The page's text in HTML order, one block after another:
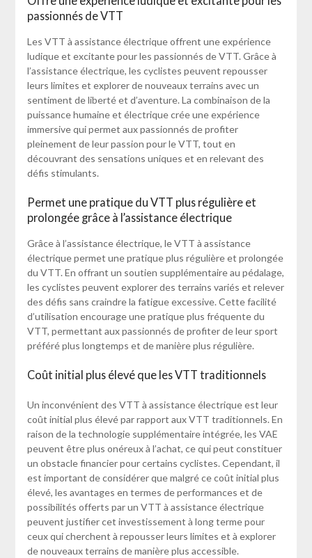
passionnés de VTT
Les VTT à assistance électrique offrent une expérience
ludique et excitante pour les passionnés de VTT. Grâce à
l’assistance électrique, les cyclistes peuvent repousser
leurs limites et explorer de nouveaux terrains avec un
sentiment de liberté et d’aventure. La combinaison de la
puissance humaine et électrique crée une expérience
immersive qui permet aux passionnés de profiter
pleinement de leur passion pour le VTT, tout en
découvrant des sensations uniques et en relevant des
défis stimulants.
Permet une pratique du VTT plus régulière et
prolongée grâce à l’assistance électrique
Grâce à l’assistance électrique, le VTT à assistance
électrique permet une pratique plus régulière et prolongée
du VTT. En offrant un soutien supplémentaire au pédalage,
les cyclistes peuvent explorer des terrains variés et relever
des défis sans craindre la fatigue excessive. Cette facilité
d’utilisation encourage une pratique plus fréquente du
VTT, permettant aux passionnés de profiter de leur sport
préféré plus longtemps et de manière plus régulière.
Coût initial plus élevé que les VTT traditionnels
Un inconvénient des VTT à assistance électrique est leur
coût initial plus élevé par rapport aux VTT traditionnels. En
raison de la technologie supplémentaire intégrée, les VAE
peuvent être plus onéreux à l’achat, ce qui peut constituer
un obstacle financier pour certains cyclistes. Cependant, il
est important de considérer que malgré ce coût initial plus
élevé, les avantages en termes de performances et de
possibilités offerts par un VTT à assistance électrique
peuvent justifier cet investissement à long terme pour
ceux qui cherchent à repousser leurs limites et à explorer
de nouveaux terrains de manière plus accessible.